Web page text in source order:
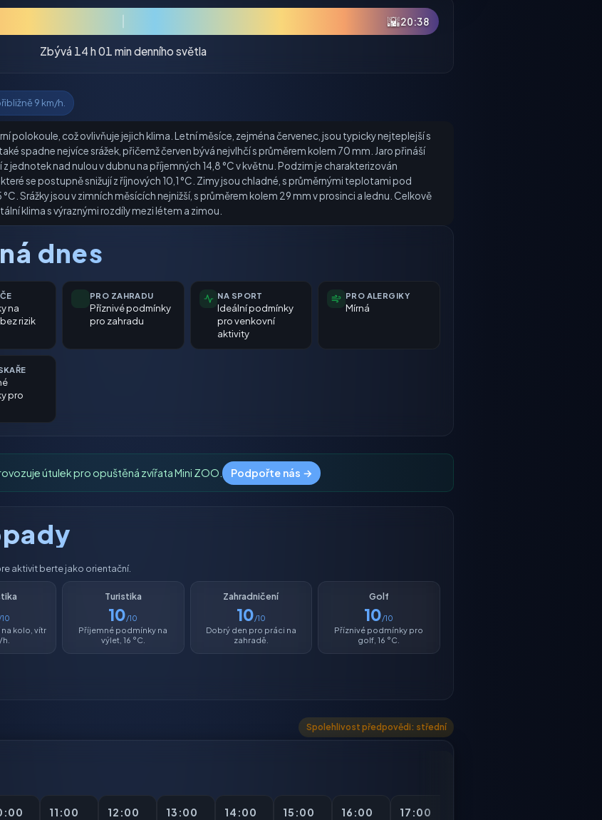
🌇20:38
Zbývá 14 h 01 min denního světla
9 km/h.
polokoule, což ovlivňuje jejich klima. Letní měsíce, zejména červenec, jsou typicky nejteplejší s
spadne nejvíce srážek, přičemž červen bývá nejvlhčí s průměrem kolem 70 mm. Jaro přináší
nad nulou v dubnu na příjemných 14,8 °C v květnu. Podzim je charakterizován
se postupně snižují z říjnových 10,1 °C. Zimy jsou chladné, s průměrnými teplotami pod
Srážky jsou v zimních měsících nejnižší, s průměrem kolem 29 mm v prosinci a lednu. Celkově
klima s výraznými rozdíly mezi létem a zimou.
dnes
na
rizik
PRO ZAHRADU
Příznivé podmínky
pro zahradu
NA SPORT
Ideální podmínky
pro venkovní
aktivity
PRO ALERGIKY
Mírná
pro
útulek pro opuštěná zvířata Mini ZOO. Podpořte nás →
aktivit berte jako orientační.
/10
kolo, vítr
Turistika
10/10
Příjemné podmínky na
výlet, 16 °C.
Zahradničení
10/10
Dobrý den pro práci na
zahradě.
Golf
10/10
Příznivé podmínky pro
golf, 16 °C.
Spolehlivost předpovědi: střední
11:00 12:00 13:00 14:00 15:00 16:00 17:00